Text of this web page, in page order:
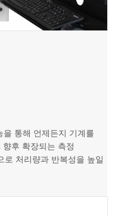
통해 언제든지 기계를
후 확장되는 측정
로 처리량과 반복성을 높일